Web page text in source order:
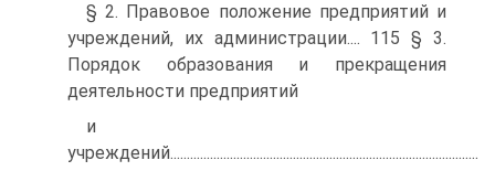
§ 2. Правовое положение предприятий и
учреждений, их администрации.... 115 § 3.
Порядок образования и прекращения
деятельности предприятий
и
учреждений.............................................................................................